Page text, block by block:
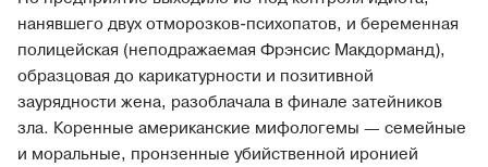
нанявшего двух отморозков-психопатов, и беременная
полицейская (неподражаемая Фрэнсис Макдорманд),
образцовая до карикатурности и позитивной
заурядности жена, разоблачала в финале затейников
зла. Коренные американские мифологемы — семейные
и моральные, пронзенные убийственной иронией